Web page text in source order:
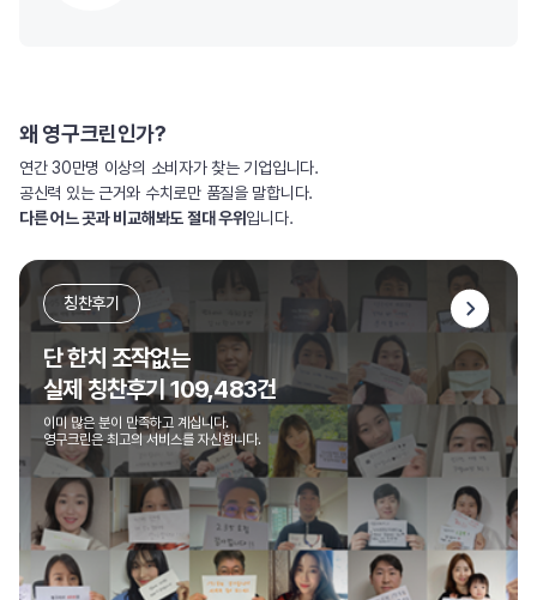
왜 영구크린인가?
연간 30만명 이상의 소비자가 찾는 기업입니다.
공신력 있는 근거와 수치로만 품질을 말합니다.
다른 어느 곳과 비교해봐도 절대 우위입니다.
칭찬후기
단 한치 조작없는
실제 칭찬후기 109,483건
이미 많은 분이 만족하고 계십니다.
영구크린은 최고의 서비스를 자신합니다.